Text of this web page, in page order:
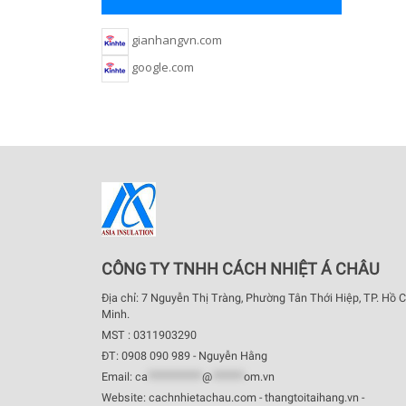
gianhangvn.com
google.com
CÔNG TY TNHH CÁCH NHIỆT Á CHÂU
Địa chỉ: 7 Nguyễn Thị Tràng, Phường Tân Thới Hiệp, TP. Hồ
Minh.
MST : 0311903290
ĐT: 0908 090 989 - Nguyễn Hằng
Email: ca @
om.vn
Website: cachnhietachau.com - thangtoitaihang.vn -